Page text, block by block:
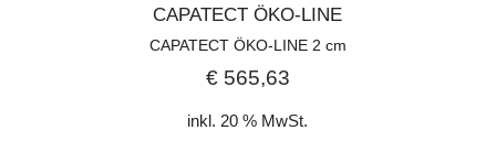
CAPATECT ÖKO-LINE
CAPATECT ÖKO-LINE 2 cm
€565,63
inkl. 20 % MwSt.